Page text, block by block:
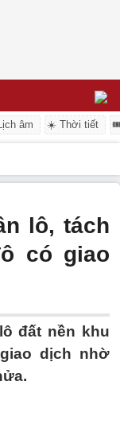
âm ☀️ Thời tiết
lô, tách
có giao
đất nền khu
dịch nhờ